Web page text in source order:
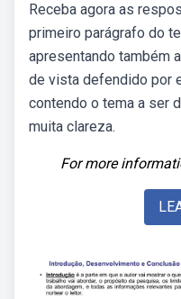
Receba agora as
primeiro parágrafo do
apresentando também
de vista defendido por
contendo o tema a ser
muita clareza.
For more